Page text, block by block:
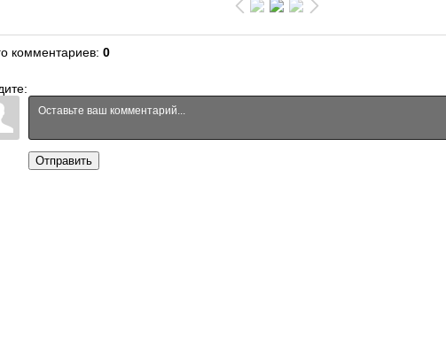
комментариев: 0
Отправить